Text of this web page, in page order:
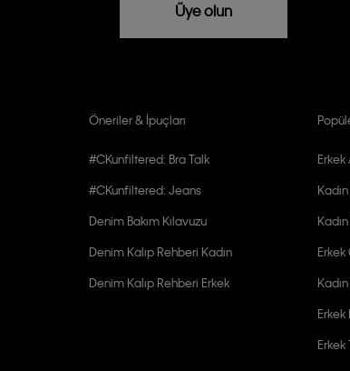
Üye olun
Öneriler & İpuçları
#CKunfiltered: Bra Talk
#CKunfiltered: Jeans
Denim Bakım Kılavuzu
Denim Kalıp Rehberi Kadın
Denim Kalıp Rehberi Erkek
Erkek
Erkek
Erkek